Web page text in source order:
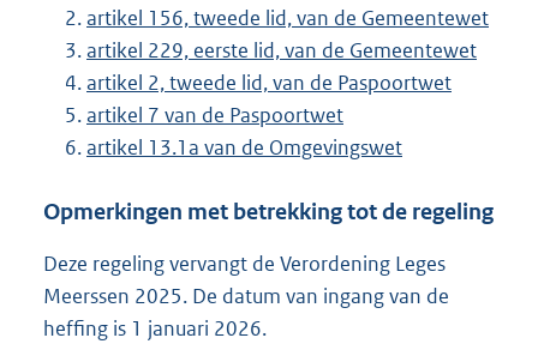
artikel 156, tweede lid, van de Gemeentewet
artikel 229, eerste lid, van de Gemeentewet
artikel 2, tweede lid, van de Paspoortwet
artikel 7 van de Paspoortwet
artikel 13.1a van de Omgevingswet
Opmerkingen met betrekking tot de regeling
Deze regeling vervangt de Verordening Leges
Meerssen 2025. De datum van ingang van de
heffing is 1 januari 2026.